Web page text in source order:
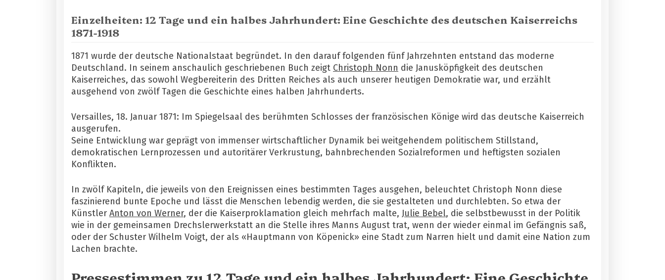
Einzelheiten: 12 Tage und ein halbes Jahrhundert: Eine Geschichte des deutschen Kaiserreichs
1871-1918
1871 wurde der deutsche Nationalstaat begründet. In den darauf folgenden fünf Jahrzehnten entstand das moderne
Deutschland. In seinem anschaulich geschriebenen Buch zeigt Christoph Nonn die Janusköpfigkeit des deutschen
Kaiserreiches, das sowohl Wegbereiterin des Dritten Reiches als auch unserer heutigen Demokratie war, und erzählt
ausgehend von zwölf Tagen die Geschichte eines halben Jahrhunderts.
Versailles, 18. Januar 1871: Im Spiegelsaal des berühmten Schlosses der französischen Könige wird das deutsche Kaiserreich
ausgerufen.
Seine Entwicklung war geprägt von immenser wirtschaftlicher Dynamik bei weitgehendem politischem Stillstand,
demokratischen Lernprozessen und autoritärer Verkrustung, bahnbrechenden Sozialreformen und heftigsten sozialen
Konflikten.
In zwölf Kapiteln, die jeweils von den Ereignissen eines bestimmten Tages ausgehen, beleuchtet Christoph Nonn diese
faszinierend bunte Epoche und lässt die Menschen lebendig werden, die sie gestalteten und durchlebten. So etwa der
Künstler Anton von Werner, der die Kaiserproklamation gleich mehrfach malte, Julie Bebel, die selbstbewusst in der Politik
wie in der gemeinsamen Drechslerwerkstatt an die Stelle ihres Manns August trat, wenn der wieder einmal im Gefängnis saß,
oder der Schuster Wilhelm Voigt, der als «Hauptmann von Köpenick» eine Stadt zum Narren hielt und damit eine Nation zum
Lachen brachte.